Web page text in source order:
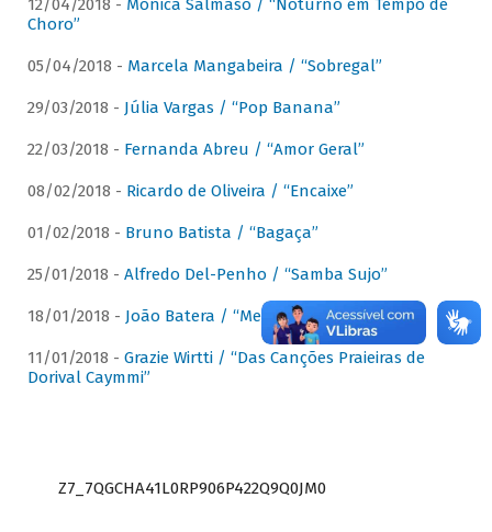
12/04/2018 - Mônica Salmaso / “Noturno em Tempo de
Choro”
05/04/2018 - Marcela Mangabeira / “Sobregal”
29/03/2018 - Júlia Vargas / “Pop Banana”
22/03/2018 - Fernanda Abreu / “Amor Geral”
08/02/2018 - Ricardo de Oliveira / “Encaixe”
01/02/2018 - Bruno Batista / “Bagaça”
25/01/2018 - Alfredo Del-Penho / “Samba Sujo”
18/01/2018 - João Batera / “Meu Pandeiro”
11/01/2018 - Grazie Wirtti / “Das Canções Praieiras de
Dorival Caymmi”
Z7_7QGCHA41L0RP906P422Q9Q0JM0